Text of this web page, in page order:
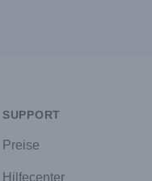
SUPPORT
Preise
Hilfecenter